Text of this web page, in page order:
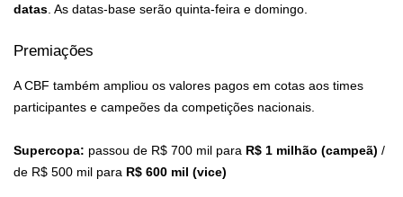
datas. As datas-base serão quinta-feira e domingo.
Premiações
A CBF também ampliou os valores pagos em cotas aos times
participantes e campeões da competições nacionais.
Supercopa: passou de R$ 700 mil para R$ 1 milhão (campeã) /
de R$ 500 mil para R$ 600 mil (vice)